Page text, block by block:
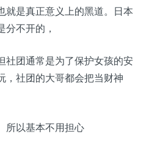
就是真正意义上的黑道。日本
分不开的，
社团通常是为了保护女孩的安
，社团的大哥都会把当财神
所以基本不用担心